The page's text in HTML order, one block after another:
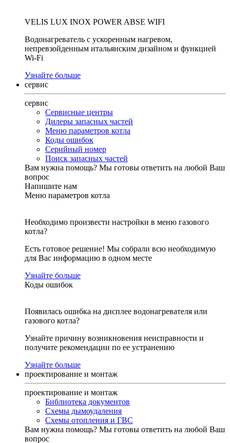
VELIS LUX INOX POWER ABSE WIFI
Водонагреватель с ускоренным нагревом,
непревзойденным итальянским дизайном и функцией
Wi-Fi
Узнайте больше
сервис
сервис
Сервисные центры
Дилеры запасных частей
Меню параметров котла
Коды ошибок
Серийный номер
Поиск запасных частей
Вам нужна помощь? Мы готовы ответить на любой Ваш
вопрос
Напишите нам
Меню параметров котла
Необходимо произвести настройки в меню газового
котла?
Есть готовое решение! Мы собрали всю необходимую
для Вас информацию в одном месте
Узнайте больше
Коды ошибок
Появилась ошибка на дисплее водонагревателя или
газового котла?
Узнайте причину возникновения неисправности и
получите рекомендации по ее устранению
Узнайте больше
проектирование и монтаж
проектирование и монтаж
Библиотека документов
Схемы дымоудаления
Схемы отопления и ГВС
Вам нужна помощь? Мы готовы ответить на любой Ваш
вопрос